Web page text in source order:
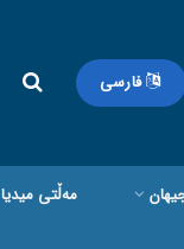
فارسی
مەڵتی میدیا